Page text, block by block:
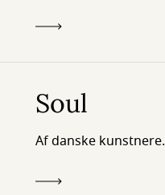
Soul
Af danske kunstnere.